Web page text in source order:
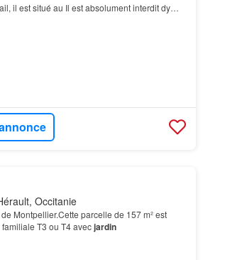
il est situé au Il est absolument interdit dy
Occitanie
Montpellier.Cette parcelle de 157 m² est
T3 ou T4 avecjardin